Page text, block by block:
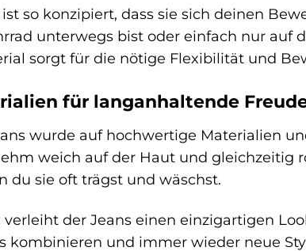
ist so konzipiert, dass sie sich deinen
unterwegs bist oder einfach nur auf
sorgt für die nötige Flexibilität und
für langanhaltende
wurde auf hochwertige Materialien
weich auf der Haut und gleichzeitig
du sie oft trägst und wäschst.
verleiht der Jeans einen einzigartigen
kombinieren und immer wieder neue